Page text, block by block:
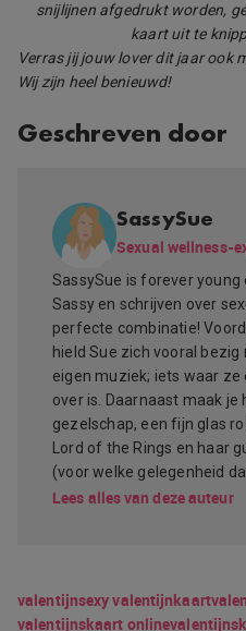
snijlijnen afgedrukt worden,
kaart uit te
Verras jij jouw lover dit jaar ook
Wij zijn heel benieuwd!
Geschreven door
SassySue
Sexual wellness-
SassySue is forever young
Sassy en schrijven over
perfecte combinatie!
hield Sue zich vooral
eigen muziek; iets waar ze
over is. Daarnaast maak
gezelschap, een fijn glas
Lord of the Rings en haar
(voor welke gelegenheid
Lees alles van deze auteur
valentijnsexy valentijnkaart
valentijnskaart online